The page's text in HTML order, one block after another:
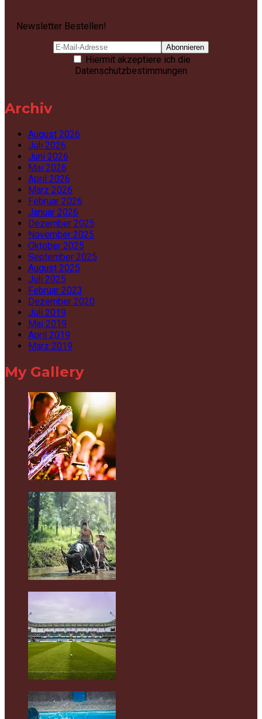
Newsletter Bestellen!
Hiermit akzeptiere ich die
Datenschutzbestimmungen
Archiv
August 2026
Juli 2026
Juni 2026
Mai 2026
April 2026
März 2026
Februar 2026
Januar 2026
Dezember 2025
November 2025
Oktober 2025
September 2025
August 2025
Juli 2025
Februar 2023
Dezember 2020
Juli 2019
Mai 2019
April 2019
März 2019
My Gallery